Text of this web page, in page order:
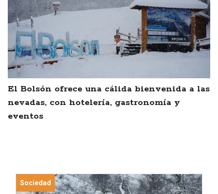
El Bolsón ofrece una cálida bienvenida a las
nevadas, con hotelería, gastronomía y
eventos
Sociedad